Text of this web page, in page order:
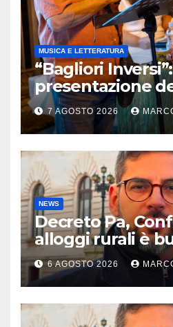
MUSICA E LETTERATURA
“Bagliori
presentazione
2026 a
7 AGOSTO 2026
NEWS
Decreto Pa,
alloggi rurali è
passo ma da
6 AGOSTO 2026